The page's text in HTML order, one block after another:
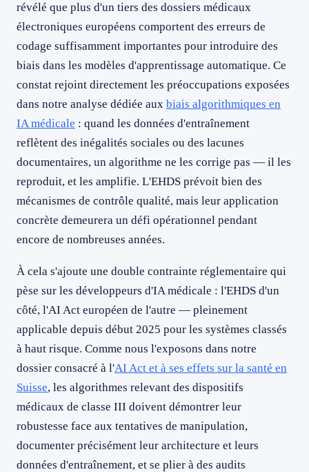
révélé que plus d'un tiers des dossiers médicaux
électroniques européens comportent des erreurs de
codage suffisamment importantes pour introduire des
biais dans les modèles d'apprentissage automatique. Ce
constat rejoint directement les préoccupations exposées
dans notre analyse dédiée aux biais algorithmiques en
IA médicale : quand les données d'entraînement
reflètent des inégalités sociales ou des lacunes
documentaires, un algorithme ne les corrige pas — il les
reproduit, et les amplifie. L'EHDS prévoit bien des
mécanismes de contrôle qualité, mais leur application
concrète demeurera un défi opérationnel pendant
encore de nombreuses années.
À cela s'ajoute une double contrainte réglementaire qui
pèse sur les développeurs d'IA médicale : l'EHDS d'un
côté, l'AI Act européen de l'autre — pleinement
applicable depuis début 2025 pour les systèmes classés
à haut risque. Comme nous l'exposons dans notre
dossier consacré à l'AI Act et à ses effets sur la santé en
Suisse, les algorithmes relevant des dispositifs
médicaux de classe III doivent démontrer leur
robustesse face aux tentatives de manipulation,
documenter précisément leur architecture et leurs
données d'entraînement, et se plier à des audits